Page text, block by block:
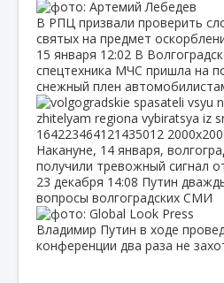
В РПЦ призвали проверить
святых на предмет
15 января 12:02 В
спецтехника МЧС пришла на
снежный плен
Накануне, 14 января,
получили тревожный сигнал
23 декабря 14:08 Путин
вопросы волгоградских СМИ
Владимир Путин в ходе
конференции два раза не